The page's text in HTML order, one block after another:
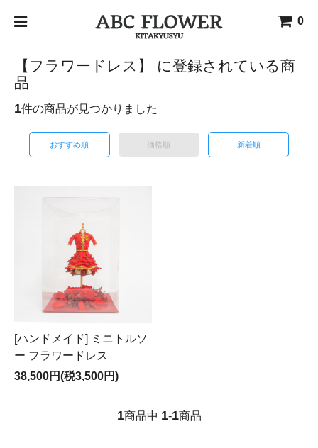
0
【フラワードレス】 に登録されている商
品
1件の商品が見つかりました
おすすめ順 価格順 新着順
[ハンドメイド] ミニトルソ
ー フラワードレス
38,500円(税3,500円)
1商品中 1-1商品